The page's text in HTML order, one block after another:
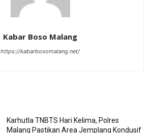
Kabar Boso Malang
https://kabarbosomalang.net/
Karhutla TNBTS Hari Kelima, Polres
Malang Pastikan Area Jemplang Kondusif